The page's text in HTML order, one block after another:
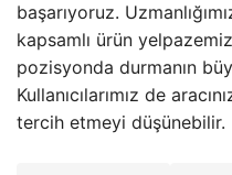
başarıyoruz.
kapsamlı ürün
pozisyonda durmanın
Kullanıcılarımız de
tercih etmeyi düşünebilir.